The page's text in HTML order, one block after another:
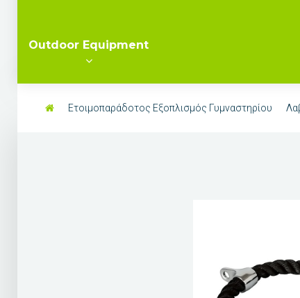
Outdoor Equipment
Ετοιμοπαράδοτος Εξοπλισμός Γυμναστηρίου